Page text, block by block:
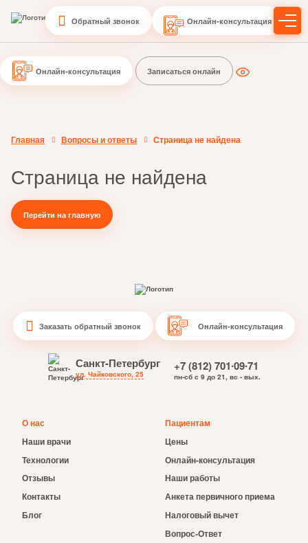
Обратный звонок Онлайн-консультация
Онлайн-консультация Записаться онлайн
Главная Вопросы и ответы Страница не найдена
Страница не найдена
Перейти на главную
Санкт-Петербург
ул. Чайковского, 25
+7 (812) 701∙09∙71
пн-сб с 9 до 21, вс - вых.
Заказать обратный звонок Онлайн-консультация
О нас
Наши врачи
Технологии
Отзывы
Контакты
Блог
Пациентам
Цены
Онлайн-консультация
Наши работы
Анкета первичного приема
Налоговый вычет
Вопрос-Ответ